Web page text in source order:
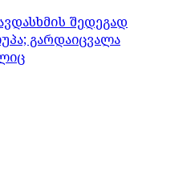
შედეგად
გარდაიცვალა